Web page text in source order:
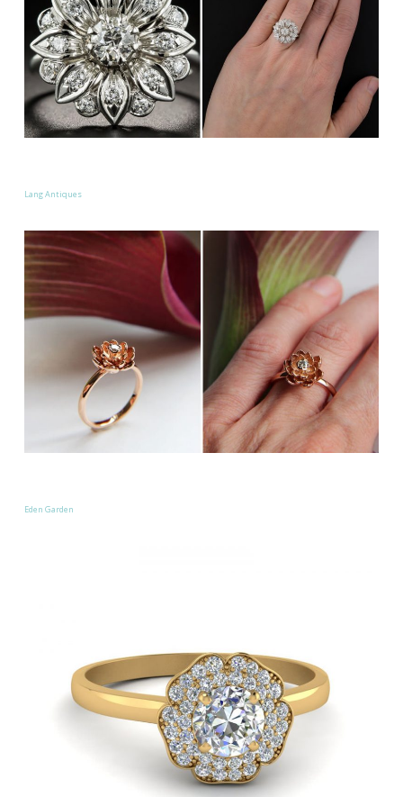
Lang Antiques
Eden Garden